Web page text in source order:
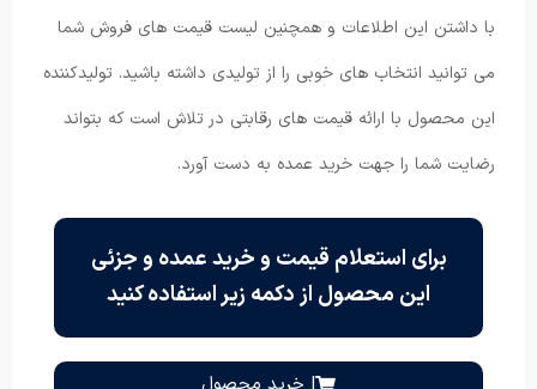
با داشتن این اطلاعات و همچنین لیست قیمت های فروش شما
می توانید انتخاب های خوبی را از تولیدی داشته باشید. تولیدکننده
این محصول با ارائه قیمت های رقابتی در تلاش است که بتواند
رضایت شما را جهت خرید عمده به دست آورد.
برای استعلام قیمت و خرید عمده و جزئی
این محصول از دکمه زیر استفاده کنید